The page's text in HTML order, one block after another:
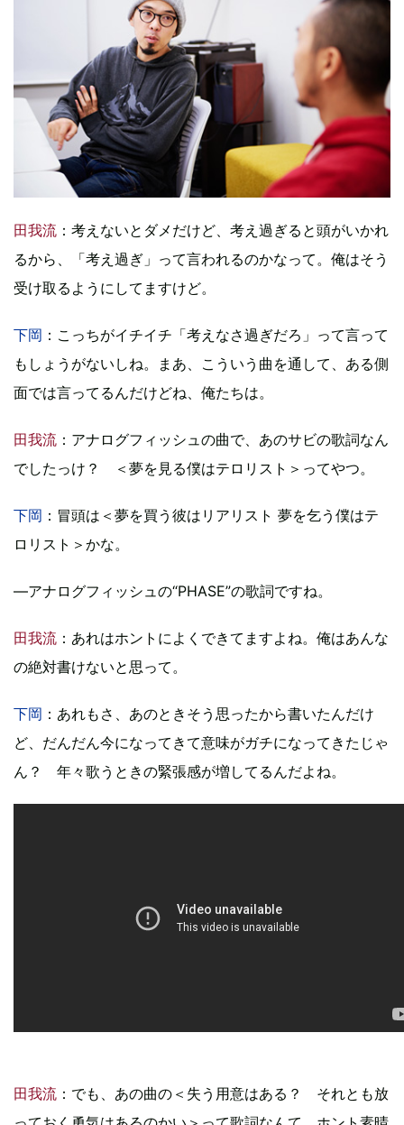
田我流 ：考えないとダメだけど、考え過ぎると頭がいかれ
るから、「考え過ぎ」って言われるのかなって。俺はそう
受け取るようにしてますけど。
下岡 ：こっちがイチイチ「考えなさ過ぎだろ」って言って
もしょうがないしね。まあ、こういう曲を通して、ある側
面では言ってるんだけどね、俺たちは。
田我流 ：アナログフィッシュの曲で、あのサビの歌詞なん
でしたっけ？ ＜夢を見る僕はテロリスト＞ってやつ。
下岡 ：冒頭は＜夢を買う彼はリアリスト 夢を乞う僕はテ
ロリスト＞かな。
―アナログフィッシュの“PHASE”の歌詞ですね。
田我流 ：あれはホントによくできてますよね。俺はあんな
の絶対書けないと思って。
下岡 ：あれもさ、あのときそう思ったから書いたんだけ
ど、だんだん今になってきて意味がガチになってきたじゃ
ん？ 年々歌うときの緊張感が増してるんだよね。
田我流 ：でも、あの曲の＜失う用意はある？ それとも放